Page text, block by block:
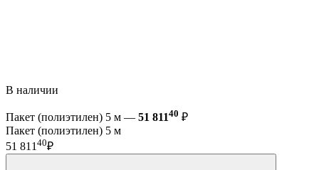
В наличии
Пакет (полиэтилен) 5 м — 51 81140 ₽
Пакет (полиэтилен) 5 м
51 81140₽